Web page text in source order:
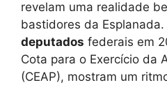
revelam uma realidade
bastidores da Esplanada.
deputados federais em
Cota para o Exercício da
(CEAP), mostram um